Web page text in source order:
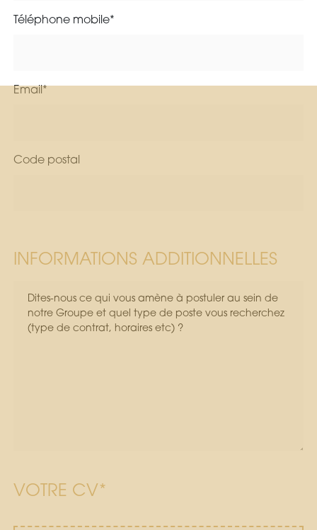
Téléphone mobile*
Email*
Code postal
INFORMATIONS ADDITIONNELLES
VOTRE CV*